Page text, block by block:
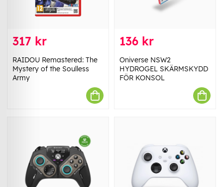
317 kr
RAIDOU Remastered: The
Mystery of the Soulless
Army
136 kr
Oniverse NSW2
HYDROGEL SKÄRMSKYDD
FÖR KONSOL